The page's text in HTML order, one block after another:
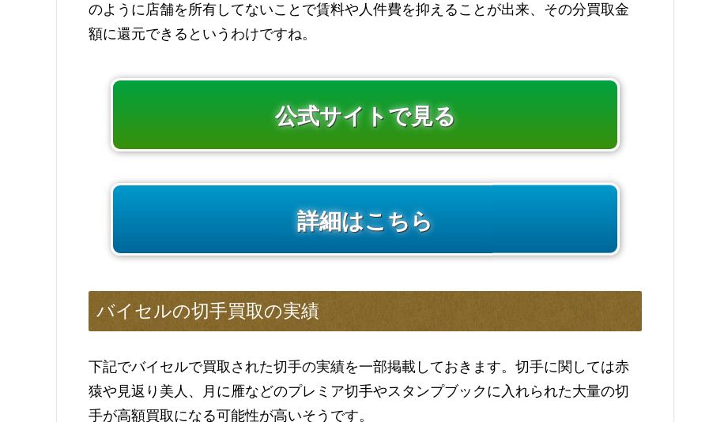
のように店舗を所有してないことで賃料や人件費を抑えることが出来、その分買取金
額に還元できるというわけですね。
公式サイトで見る
詳細はこちら
バイセルの切手買取の実績
下記でバイセルで買取された切手の実績を一部掲載しておきます。切手に関しては赤
猿や見返り美人、月に雁などのプレミア切手やスタンプブックに入れられた大量の切
手が高額買取になる可能性が高いそうです。